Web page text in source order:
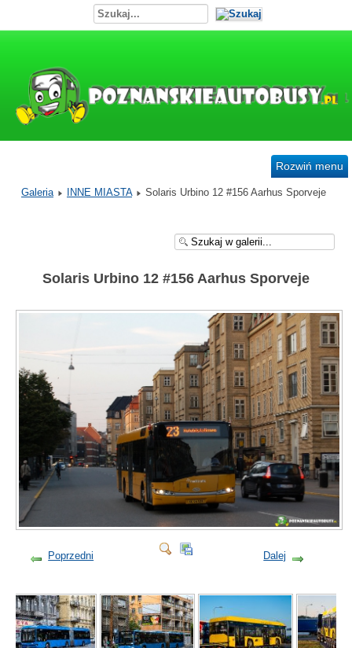
Rozwiń menu
Galeria INNE MIASTA Solaris Urbino 12 #156 Aarhus Sporveje
Solaris Urbino 12 #156 Aarhus Sporveje
Poprzedni Dalej